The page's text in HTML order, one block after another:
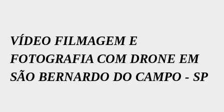
VÍDEO FILMAGEM E
FOTOGRAFIA COM DRONE EM
SÃO BERNARDO DO CAMPO - SP